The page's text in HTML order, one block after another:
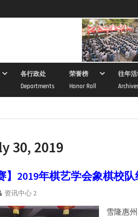
各行政处
Departments
荣誉榜
Honor Roll
往年
30, 2019
】2019年棋艺学会象棋校队
资讯中心 2
雪隆惠